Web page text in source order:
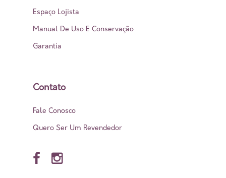
Espaço Lojista
Manual De Uso E Conservação
Garantia
Contato
Fale Conosco
Quero Ser Um Revendedor